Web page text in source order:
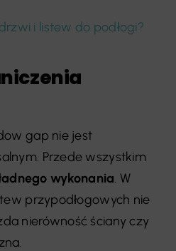
i listew do podłogi?
gap nie jest
Przede wszystkim
wykonania. W
przypodłogowych nie
nierówność ściany czy